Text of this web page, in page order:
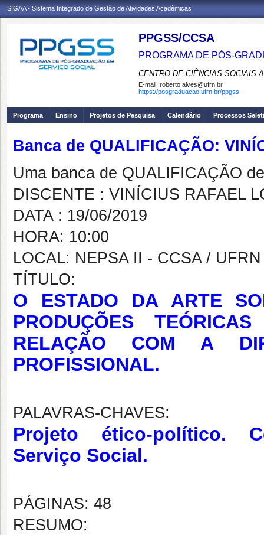
SIGAA - Sistema Integrado de Gestão de Atividades Acadêmicas
PPGSS/CCSA
PROGRAMA DE PÓS-
CENTRO DE CIÊNCIAS SOCIAIS
E-mail: roberto.alves@ufrn.br
https://posgraduacao.ufrn.br/ppgss
Programa Ensino Projetos de Pesquisa Calendário Processos
Banca de QUALIFICAÇÃO:
Uma banca de QUALIFICAÇÃO
DISCENTE : VINÍCIUS RAFAEL
DATA : 19/06/2019
HORA: 10:00
LOCAL: NEPSA II - CCSA / UFRN
TÍTULO:
O ESTADO DA ARTE
PRODUÇÕES
RELAÇÃO COM A
PROFISSIONAL.
PALAVRAS-CHAVES:
Projeto ético-político.
Serviço Social.
PÁGINAS: 48
RESUMO: